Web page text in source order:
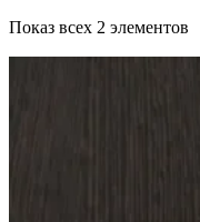
Показ всех 2 элементов